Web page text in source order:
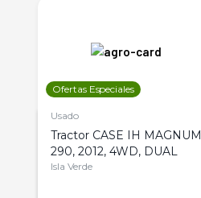
Ofertas Especiales
Usado
Tractor CASE IH MAGNUM
290, 2012, 4WD, DUAL
Isla Verde